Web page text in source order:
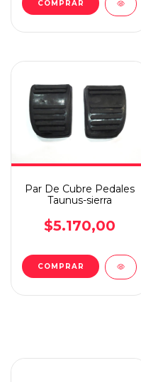
Par De Cubre Pedales
Taunus-sierra
$5.170,00